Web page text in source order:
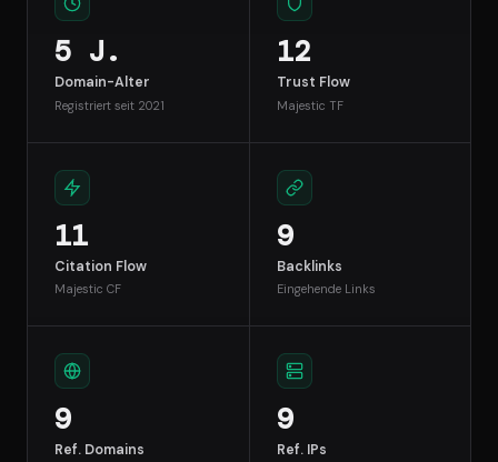
5 J.
Domain-Alter
Registriert seit 2021
12
Trust Flow
Majestic TF
11
Citation Flow
Majestic CF
9
Backlinks
Eingehende Links
9
Ref. Domains
9
Ref. IPs